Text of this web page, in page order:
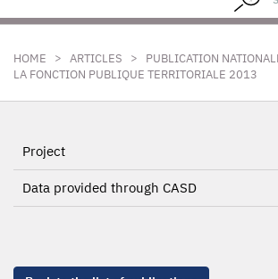
HOME > ARTICLES >
PUBLICATION
LA FONCTION PUBLIQUE TERRITORIALE 2013
Project
Data provided through CASD